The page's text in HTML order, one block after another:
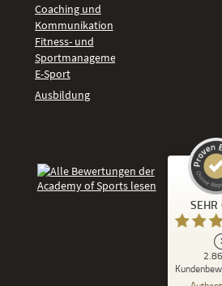
Coaching und
Kommunikation
Fitness- und
Sportmanagement
E-Sport
Ausbildung
SEHR
Kundenbewertungen
Academy